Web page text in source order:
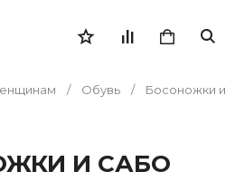
Обувь
Босоножки и
И САБО